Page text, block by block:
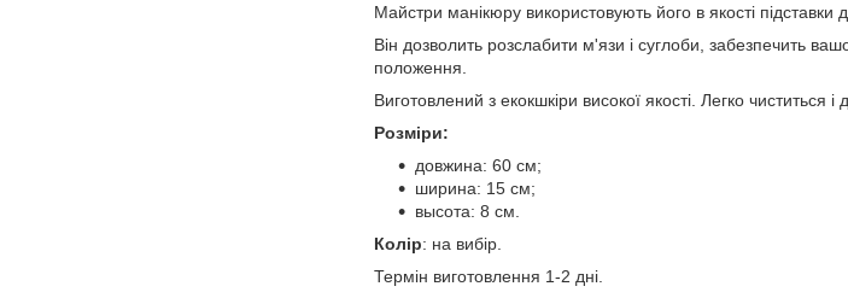
Майстри манікюру використовують його в якості підставки
Він дозволить розслабити м'язи і суглоби, забезпечить
положення.
Виготовлений з екокшкіри високої якості. Легко чиститься і
Розміри:
довжина: 60 см;
ширина: 15 см;
высота: 8 см.
Колір: на вибір.
Термін виготовлення 1-2 дні.